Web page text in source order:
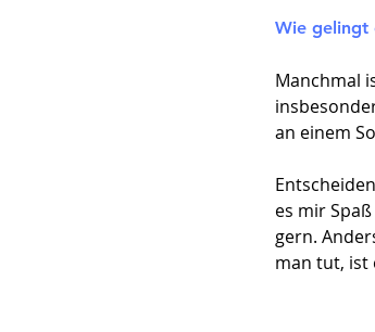
Wie gelingt
Manchmal
an einem
es mir
gern.
man tut, ist